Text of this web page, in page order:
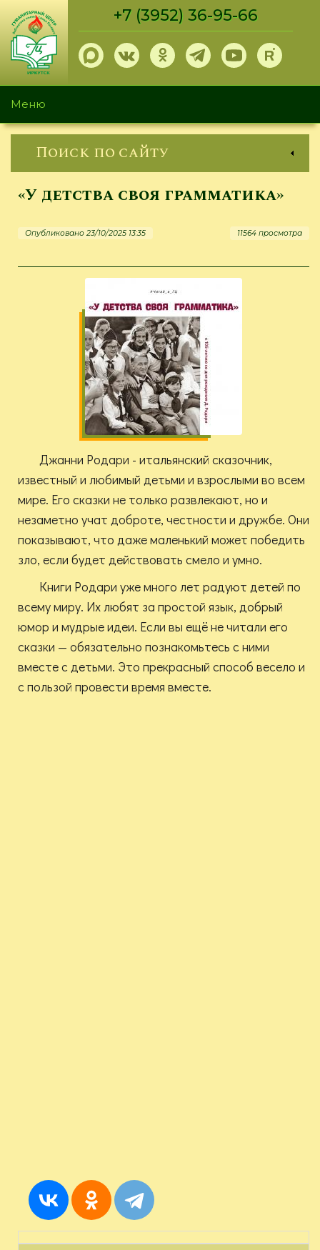
Перейти
основному
содержанию
+7 (3952) 36-95-66
Меню
Поиск по сайту
«У детства своя грамматика»
Опубликовано 23/10/2025 13:35 11564 просмотра
Джанни Родари - итальянский сказочник,
известный и любимый детьми и взрослыми во всем
мире. Его сказки не только развлекают, но и
незаметно учат доброте, честности и дружбе. Они
показывают, что даже маленький может победить
зло, если будет действовать смело и умно.
Книги Родари уже много лет радуют детей по
всему миру. Их любят за простой язык, добрый
юмор и мудрые идеи. Если вы ещё не читали его
сказки — обязательно познакомьтесь с ними
вместе с детьми. Это прекрасный способ весело и
с пользой провести время вместе.